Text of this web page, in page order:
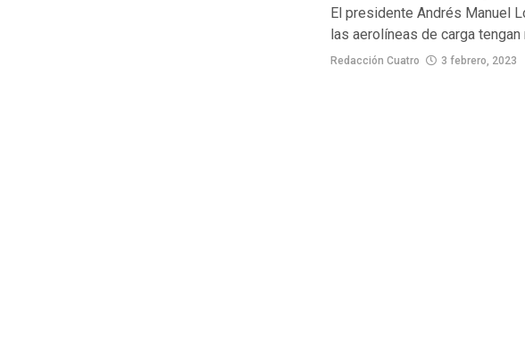
El presidente Andrés Manuel
las aerolíneas de carga
Redacción Cuatro 3 febrero, 2023